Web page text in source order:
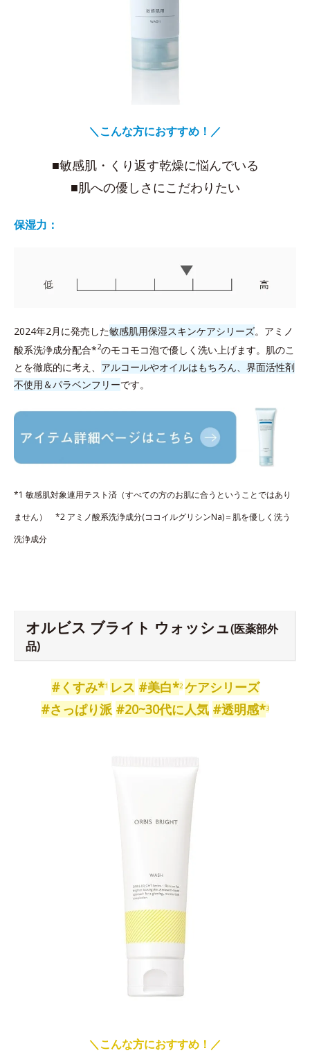
＼こんな方におすすめ！／
■敏感肌・くり返す乾燥に悩んでいる
■肌への優しさにこだわりたい
保湿力：
2024年2月に発売した敏感肌用保湿スキンケアシリーズ。アミノ
酸系洗浄成分配合*2のモコモコ泡で優しく洗い上げます。肌のこ
とを徹底的に考え、 アルコールやオイルはもちろん、界面活性剤
不使用＆パラベンフリーです。
*1 敏感肌対象連用テスト済（すべての方のお肌に合うということではあり
ません） *2 アミノ酸系洗浄成分(ココイルグリシンNa)＝肌を優しく洗う
洗浄成分
オルビス ブライト ウォッシュ(医薬部外
品)
#くすみ*1 レス #美白*2 ケアシリーズ
#さっぱり派 #20~30代に人気 #透明感*3
＼こんな方におすすめ！／